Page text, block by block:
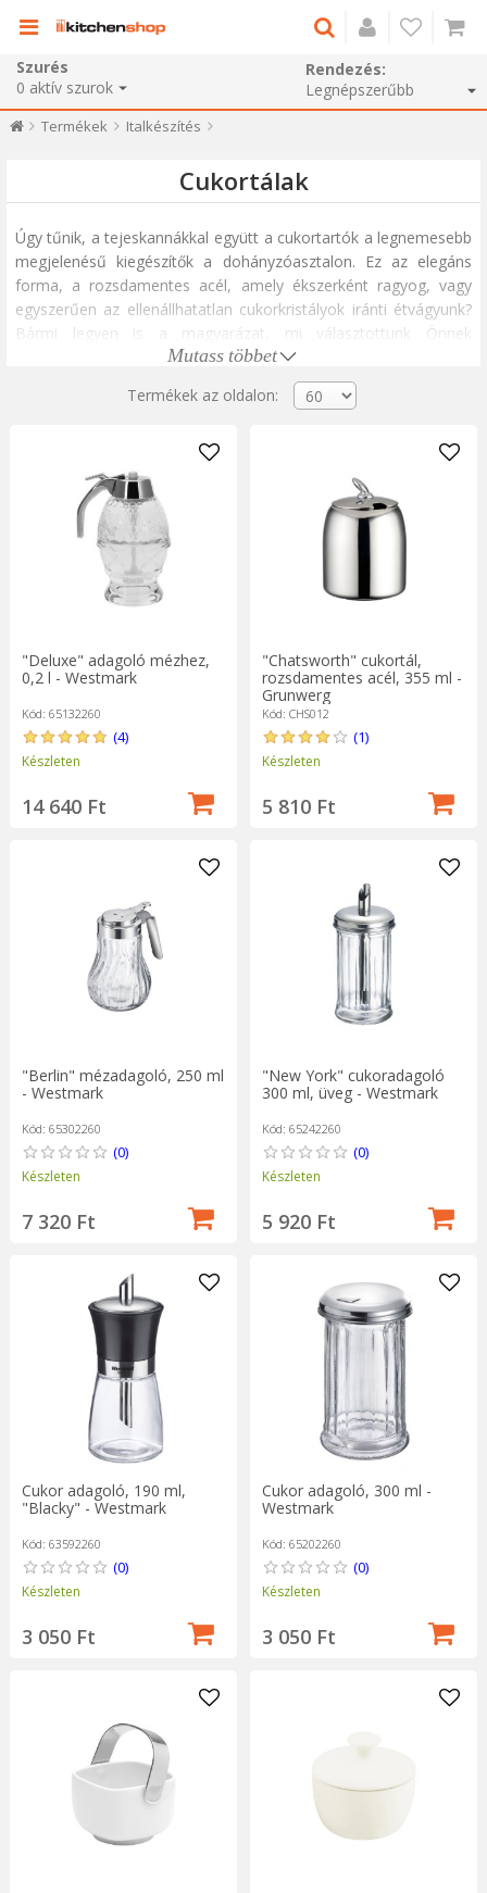
Szurés
0 aktív szurok
Rendezés:
Termékek Italkészítés
Cukortálak
Úgy tűnik, a tejeskannákkal együtt a cukortartók a legnemesebb
megjelenésű kiegészítők a dohányzóasztalon. Ez az elegáns
forma, a rozsdamentes acél, amely ékszerként ragyog, vagy
egyszerűen az ellenállhatatlan cukorkristályok iránti étvágyunk?
Bármi legyen is a magyarázat, mi választottunk Önnek
különleges, üvegből és rozsdamentes acélból készült
Édesítse meg kikapcsolódásának pillanatait a legelegánsabb
cukor- és mézadagolók, teáskanál-fedeles cukortálak és
tejszínhab-adagolók segítségével.
Mutass többet
Termékek az oldalon:
"Deluxe" adagoló mézhez,
0,2 l - Westmark
Kód: 65132260
(4)
Készleten
14 640 Ft
"Chatsworth" cukortál,
rozsdamentes acél, 355 ml -
Grunwerg
Kód: CHS012
(1)
Készleten
5 810 Ft
"Berlin" mézadagoló, 250 ml
- Westmark
Kód: 65302260
(0)
Készleten
7 320 Ft
"New York" cukoradagoló
300 ml, üveg - Westmark
Kód: 65242260
(0)
Készleten
5 920 Ft
Cukor adagoló, 190 ml,
"Blacky" - Westmark
Kód: 63592260
(0)
Készleten
3 050 Ft
Cukor adagoló, 300 ml -
Westmark
Kód: 65202260
(0)
Készleten
3 050 Ft